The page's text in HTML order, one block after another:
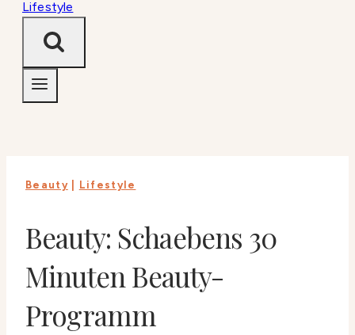
Beauty| Lifestyle
Beauty: Schaebens 30
Minuten Beauty-
Programm